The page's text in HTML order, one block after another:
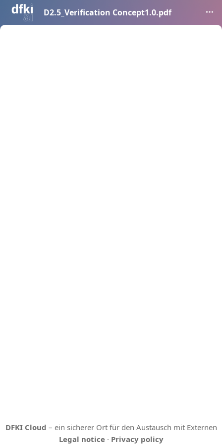
D2.5_Verification Concept1.0.pdf
DFKI Cloud – ein sicherer Ort für den Austausch mit Externen
Legal notice· Privacy policy